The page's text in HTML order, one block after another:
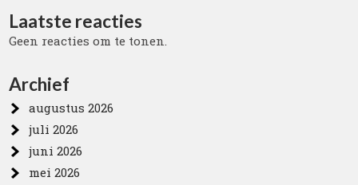
Laatste reacties
Geen reacties om te tonen.
Archief
augustus 2026
juli 2026
juni 2026
mei 2026